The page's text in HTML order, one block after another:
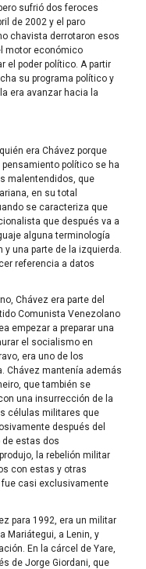
sufrió dos feroces
de 2002 y el paro
chavista derrotaron esos
motor económico
el poder político. A partir
su programa político y
era avanzar hacia la
era Chávez porque
político se ha
malentendidos, que
en su total
se caracteriza que
que después va a
alguna terminología
una parte de la izquierda.
referencia a datos
Chávez era parte del
Comunista Venezolano
empezar a preparar una
el socialismo en
era uno de los
Chávez mantenía además
que también se
una insurrección de la
células militares que
después del
de estas dos
la rebelión militar
con estas y otras
casi exclusivamente
para 1992, era un militar
Mariátegui, a Lenin, y
En la cárcel de Yare,
de Jorge Giordani, que